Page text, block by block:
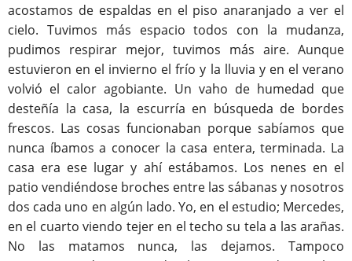
acostamos de espaldas en el piso anaranjado a ver el
cielo. Tuvimos más espacio todos con la mudanza,
pudimos respirar mejor, tuvimos más aire. Aunque
estuvieron en el invierno el frío y la lluvia y en el verano
volvió el calor agobiante. Un vaho de humedad que
desteñía la casa, la escurría en búsqueda de bordes
frescos. Las cosas funcionaban porque sabíamos que
nunca íbamos a conocer la casa entera, terminada. La
casa era ese lugar y ahí estábamos. Los nenes en el
patio vendiéndose broches entre las sábanas y nosotros
dos cada uno en algún lado. Yo, en el estudio; Mercedes,
en el cuarto viendo tejer en el techo su tela a las arañas.
No las matamos nunca, las dejamos. Tampoco